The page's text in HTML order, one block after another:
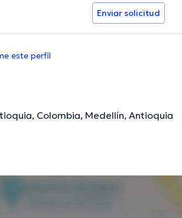
Enviar solicitud
este perfil
Colombia, Medellín, Antioquia